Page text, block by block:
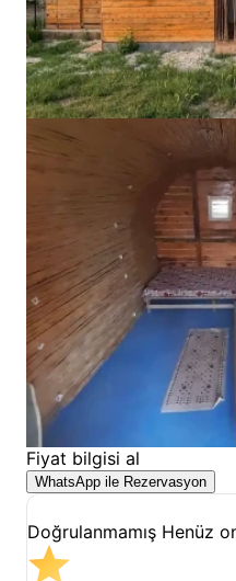
Fiyat bilgisi al
WhatsApp ile Rezervasyon
Doğrulanmamış Henüz